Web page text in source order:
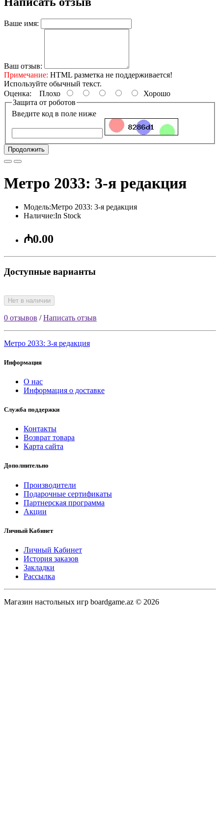
Ваше имя:
Ваш отзыв:
Примечание: HTML разметка не поддерживается!
Используйте обычный текст.
Оценка: Плохо
Хорошо
Защита от роботов
Введите код в поле ниже
Продолжить
Метро 2033: 3-я редакция
Модель:Метро 2033: 3-я редакция
Наличие:In Stock
₼0.00
Доступные варианты
Нет в наличии
0 отзывов /Написать отзыв
Метро 2033: 3-я редакция
Информация
О нас
Информация о доставке
Служба поддержки
Контакты
Возврат товара
Карта сайта
Дополнительно
Производители
Подарочные сертификаты
Партнерская программа
Акции
Личный Кабинет
Личный Кабинет
История заказов
Закладки
Рассылка
Магазин настольных игр boardgame.az © 2026